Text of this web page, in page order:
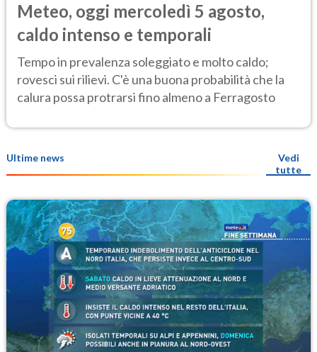
Meteo, oggi mercoledì 5 agosto,
caldo intenso e temporali
Tempo in prevalenza soleggiato e molto caldo;
rovesci sui rilievi. C'è una buona probabilità che la
calura possa protrarsi fino almeno a Ferragosto
Ultime news
Vedi
tutte